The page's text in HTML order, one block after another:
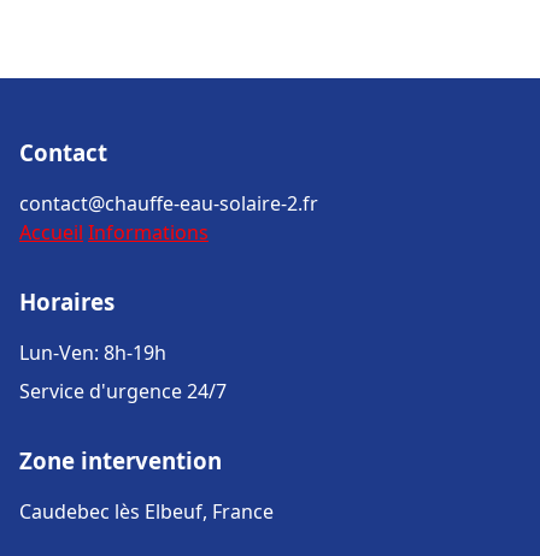
Contact
contact@chauffe-eau-solaire-2.fr
Accueil Informations
Horaires
Lun-Ven: 8h-19h
Service d'urgence 24/7
Zone intervention
Caudebec lès Elbeuf, France